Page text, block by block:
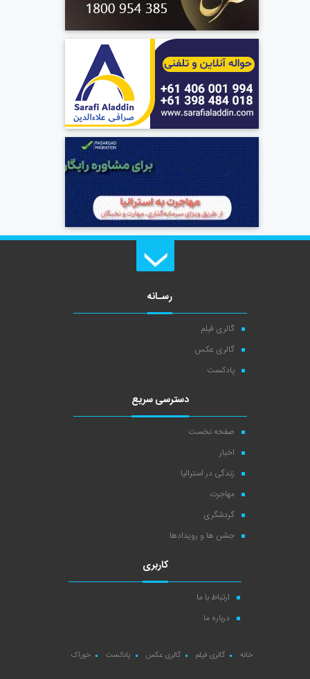
رسـانه
گالری فیلم
گالری عکس
پادکست
دسترسی سریع
صفحه نخست
اخبار
زندگی در استرالیا
مهاجرت
گردشگری
جشن ها و رویدادها
کاربری
ارتباط با ما
درباره ما
خانه گالری فیلم گالری عکس پادکست خوراک